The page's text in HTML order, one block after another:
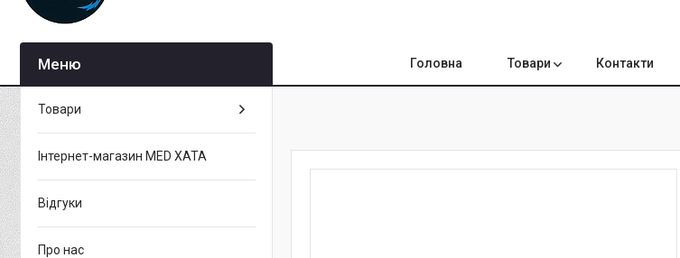
Головна Товари Контакти
Товари
Інтернет-магазин MED XATA
Відгуки
Про нас